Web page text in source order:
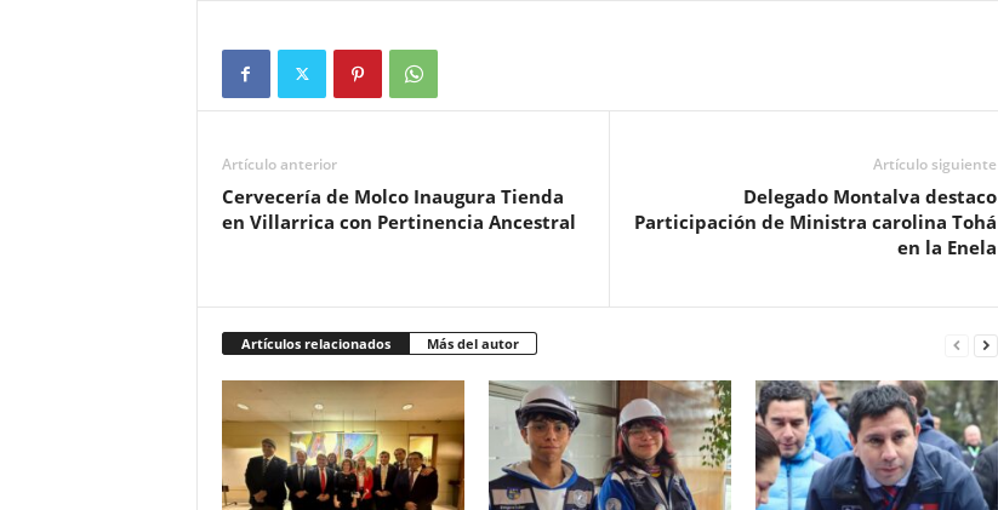
Artículo anterior
Cervecería de Molco Inaugura Tienda
en Villarrica con Pertinencia Ancestral
Artículo siguiente
Delegado Montalva destaco
Participación de Ministra carolina Tohá
en la Enela
Artículos relacionados Más del autor